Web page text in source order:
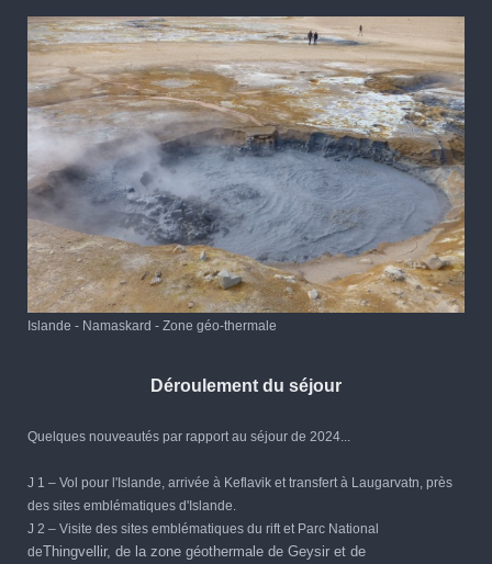
Islande - Namaskard - Zone géo-thermale
Déroulement du séjour
Quelques nouveautés par rapport au séjour de 2024...
J 1 – Vol pour l'Islande, arrivée à Keflavik et transfert à Laugarvatn, près
des sites emblématiques d'Islande.
J 2 – Visite des sites emblématiques du rift et Parc National
deThingvellir, de la zone géothermale de Geysir et de